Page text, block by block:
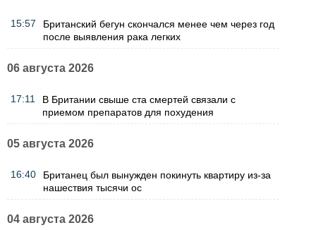
15:57
Британский бегун скончался менее чем через год
после выявления рака легких
06 августа 2026
17:11
В Британии свыше ста смертей связали с
приемом препаратов для похудения
05 августа 2026
16:40
Британец был вынужден покинуть квартиру из-за
нашествия тысячи ос
04 августа 2026